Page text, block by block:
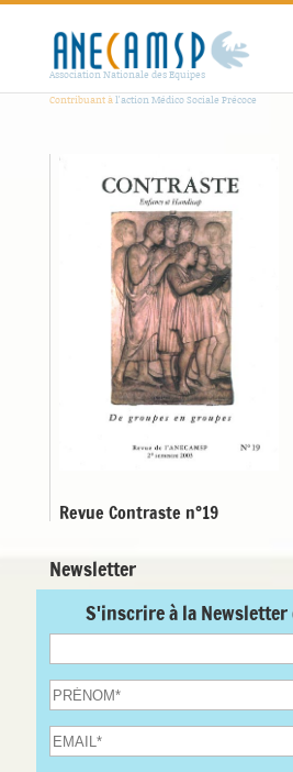
Association Nationale des Equipes
Contribuant àl'action Médico Sociale Précoce
Revue Contraste n°19
Newsletter
S'inscrire à la Newsletter